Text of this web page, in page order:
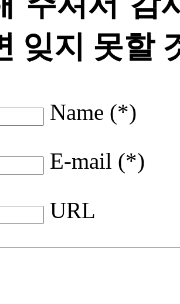
잊지 못할
Name (*)
E-mail (*)
URL